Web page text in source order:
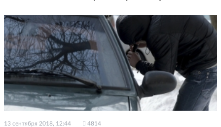
13 сентября 2018, 12:44 4814